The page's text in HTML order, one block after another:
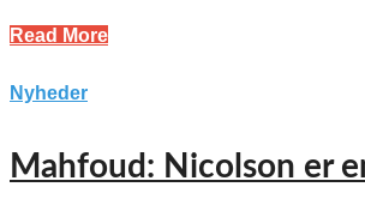
Read More
Nyheder
Mahfoud: Nicolson er